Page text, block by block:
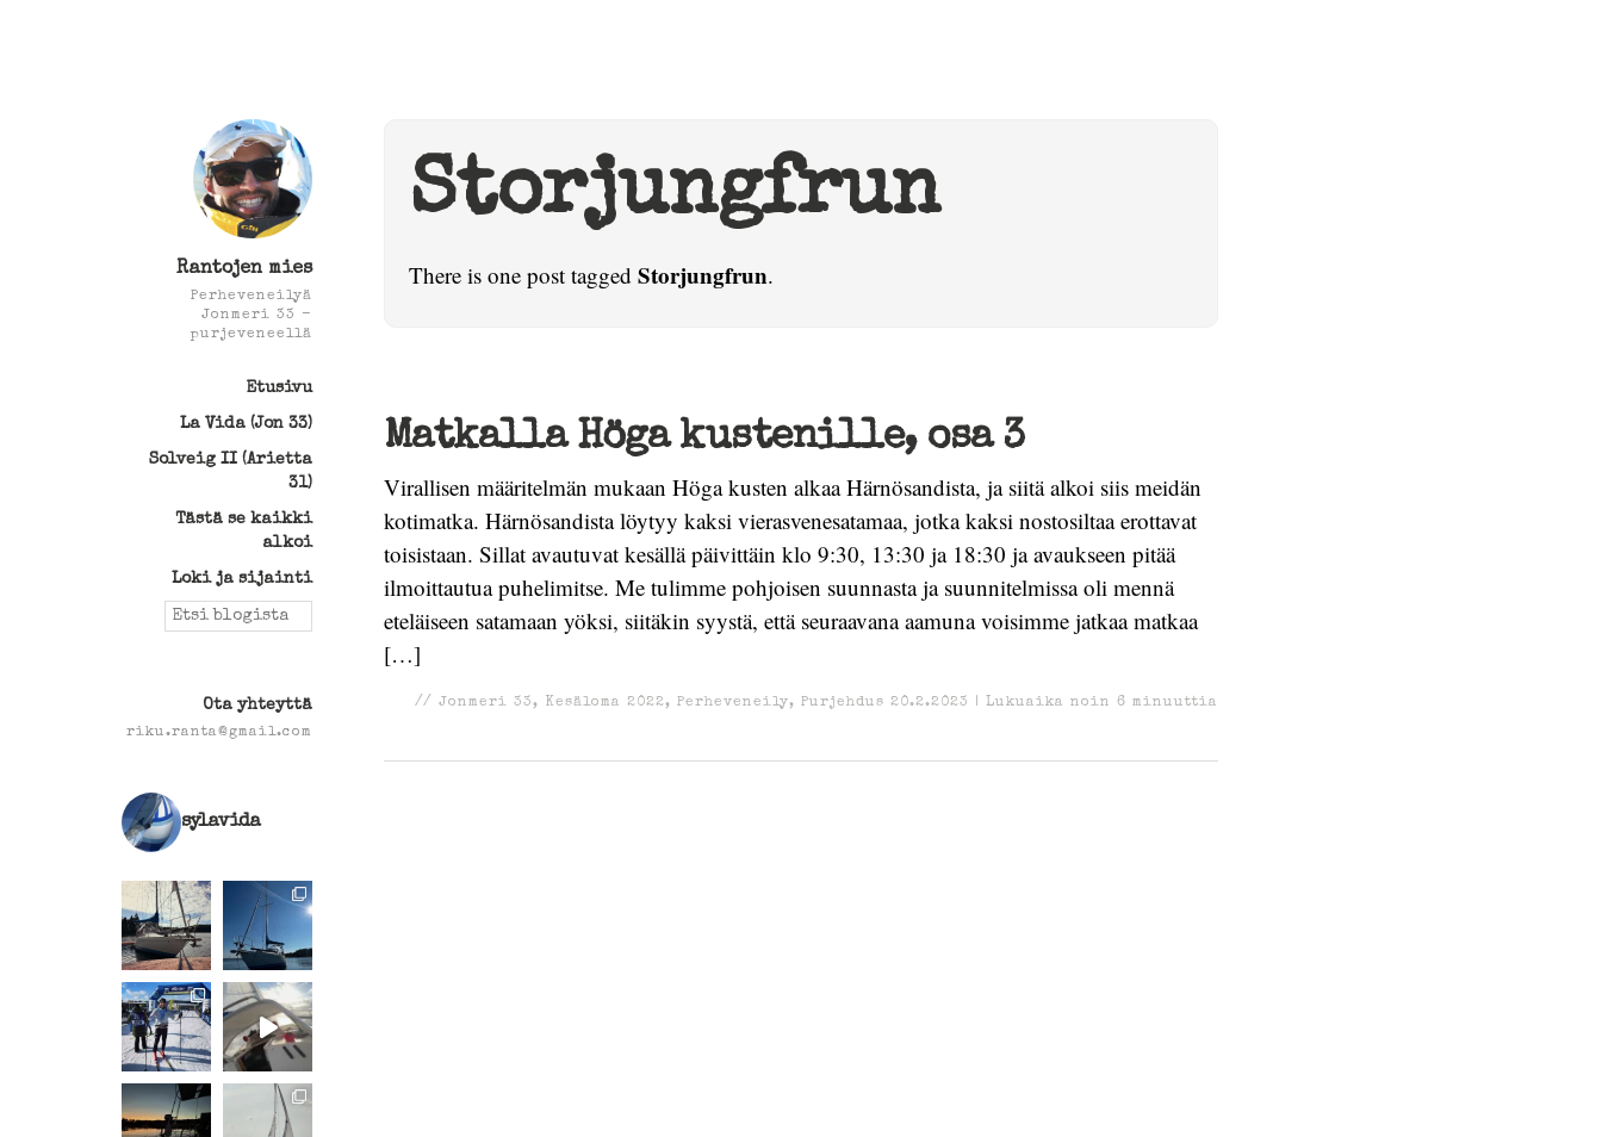
Rantojen mies
Perheveneilyä
Jonmeri 33 -
purjeveneellä
Etusivu
La Vida (Jon 33)
Solveig II (Arietta
31)
Tästä se kaikki
alkoi
Loki ja sijainti
Search
for:
Storjungfrun
There is one post tagged Storjungfrun.
Matkalla Höga kustenille, osa 3
Virallisen määritelmän mukaan Höga kusten alkaa Härnösandista, ja siitä alkoi siis meidän
kotimatka. Härnösandista löytyy kaksi vierasvenesatamaa, jotka kaksi nostosiltaa erottavat
toisistaan. Sillat avautuvat kesällä päivittäin klo 9:30, 13:30 ja 18:30 ja avaukseen pitää
ilmoittautua puhelimitse. Me tulimme pohjoisen suunnasta ja suunnitelmissa oli mennä
eteläiseen satamaan yöksi, siitäkin syystä, että seuraavana aamuna voisimme jatkaa matkaa
[…]
// Jonmeri 33, Kesäloma 2022, Perheveneily, Purjehdus 20.2.2023 | Lukuaika noin 6 minuuttia
Ota yhteyttä
riku.ranta@gmail.com
sylavida